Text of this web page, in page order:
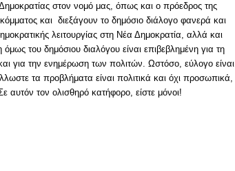
στον νομό μας, όπως και ο πρόεδρος της
και διεξάγουν το δημόσιο διάλογο φανερά και
λειτουργίας στη Νέα Δημοκρατία, αλλά και
του δημόσιου διαλόγου είναι επιβεβλημένη για τη
για την ενημέρωση των πολιτών. Ωστόσο, εύλογο είναι
τα προβλήματα είναι πολιτικά και όχι προσωπικά,
αυτόν τον ολισθηρό κατήφορο, είστε μόνοι!